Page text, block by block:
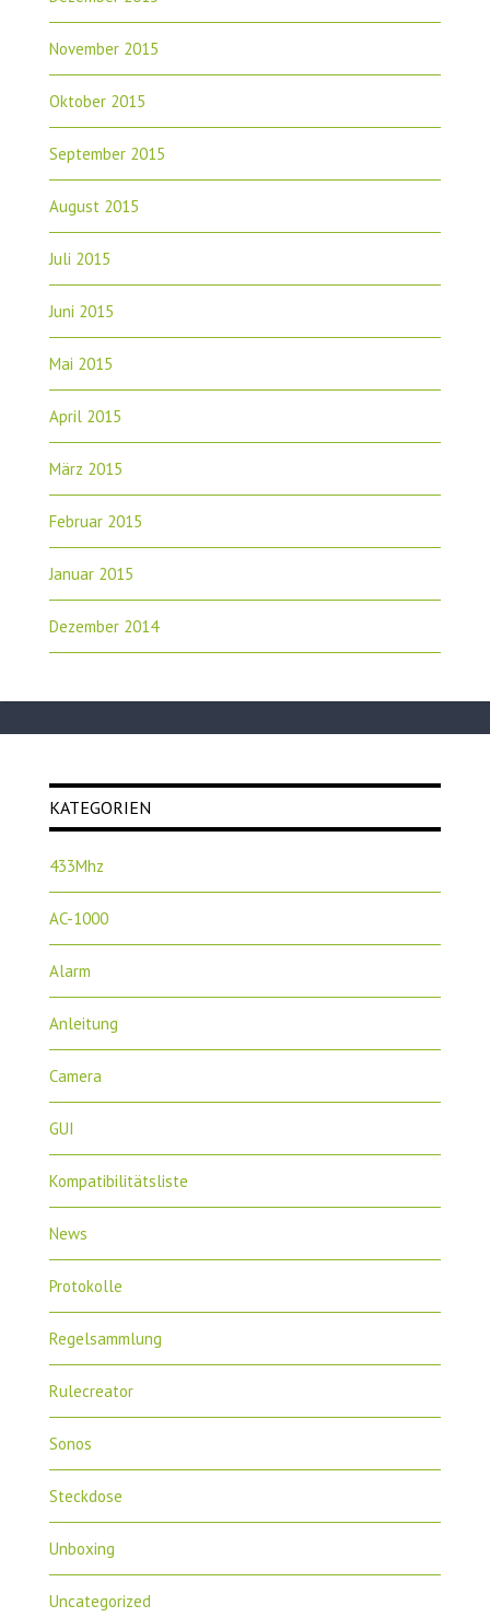
November 2015
Oktober 2015
September 2015
August 2015
Juli 2015
Juni 2015
Mai 2015
April 2015
März 2015
Februar 2015
Januar 2015
Dezember 2014
KATEGORIEN
433Mhz
AC-1000
Alarm
Anleitung
Camera
GUI
Kompatibilitätsliste
News
Protokolle
Regelsammlung
Rulecreator
Sonos
Steckdose
Unboxing
Uncategorized